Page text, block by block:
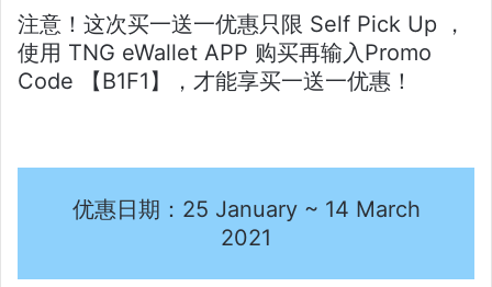
注意！这次买一送一优惠只限 Self Pick Up ，
使用 TNG eWallet APP 购买再输入Promo
Code 【B1F1】，才能享买一送一优惠！
优惠日期：25 January ~ 14 March
2021